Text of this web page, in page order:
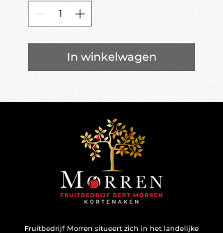
In winkelwagen
Fruitbedrijf Morren situeert zich in het landelijke